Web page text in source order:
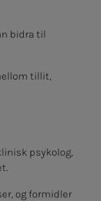
bidra til
tillit,
psykolog,
og formidler